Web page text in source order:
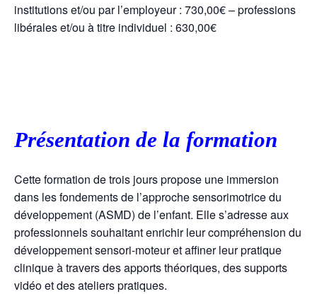
institutions et/ou par l’employeur : 730,00€ – professions
libérales et/ou à titre individuel : 630,00€
Présentation de la formation
Cette formation de trois jours propose une immersion
dans les fondements de l’approche sensorimotrice du
développement (ASMD) de l’enfant. Elle s’adresse aux
professionnels souhaitant enrichir leur compréhension du
développement sensori-moteur et affiner leur pratique
clinique à travers des apports théoriques, des supports
vidéo et des ateliers pratiques.